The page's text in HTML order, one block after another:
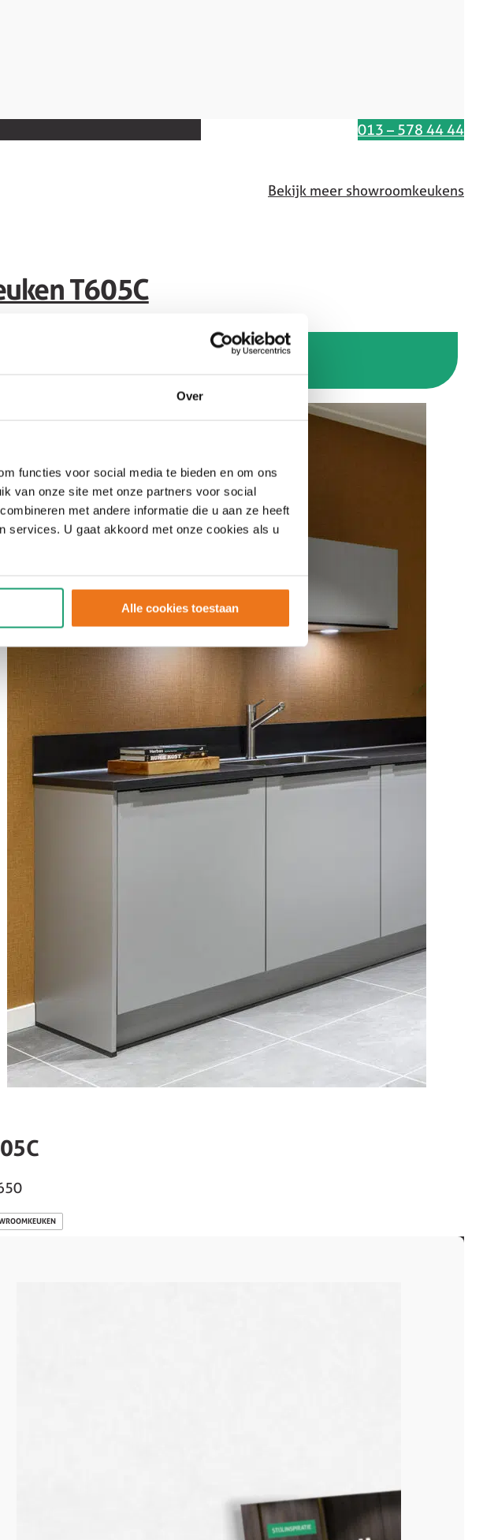
Over
functies voor social media te bieden en om ons
van onze site met onze partners voor social
met andere informatie die u aan ze heeft
services. U gaat akkoord met onze cookies als u
Alle cookies toestaan
013 – 578 44 44
Bekijk meer showroomkeukens
T605C